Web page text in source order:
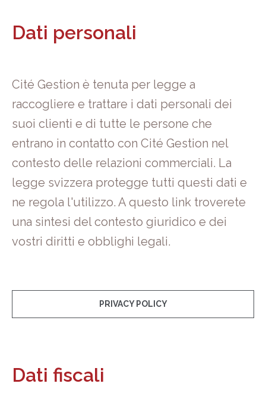
Dati personali
Cité Gestion è tenuta per legge a
raccogliere e trattare i dati personali dei
suoi clienti e di tutte le persone che
entrano in contatto con Cité Gestion nel
contesto delle relazioni commerciali. La
legge svizzera protegge tutti questi dati e
ne regola l'utilizzo. A questo link troverete
una sintesi del contesto giuridico e dei
vostri diritti e obblighi legali.
PRIVACY POLICY
Dati fiscali